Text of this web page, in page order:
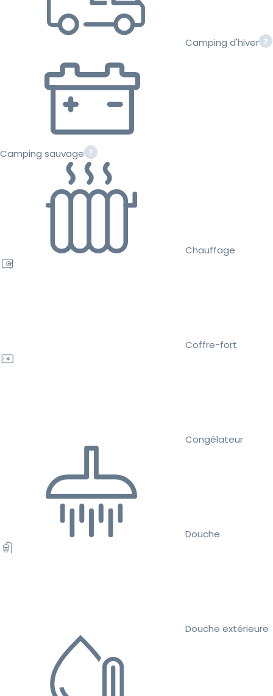
Camping d'hiver
Camping sauvage
Chauffage
Coffre-fort
Congélateur
Douche
Douche extérieure